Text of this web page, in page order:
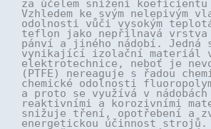
za účelem snížení
Vzhledem ke svým nelepivým
odolnosti vůči vysokým
teflon jako nepřilnavá vrstva
pánví a jiného nádobí. Jedná
vynikající izolační materiál
elektrotechnice, neboť je
(PTFE) nereaguje s řadou
chemické odolnosti
a proto se využívá v
reaktivními a korozivními
snižuje tření, opotřebení a
energetickou účinnost strojů.